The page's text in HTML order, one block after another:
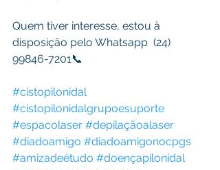
Quem tiver interesse, estou à
disposição pelo Whatsapp  (24)
99846-7201📞
#cistopilonidal
#cistopilonidalgrupoesuporte
#espacolaser #depilaçãoalaser
#diadoamigo #diadoamigonocpgs
#amizadeétudo #doençapilonidal